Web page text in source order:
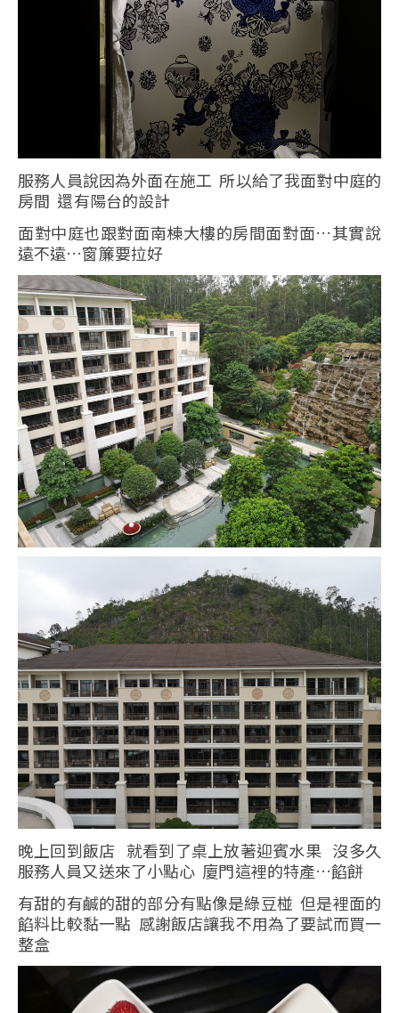
服務人員說因為外面在施工 所以給了我面對中庭的
房間 還有陽台的設計
面對中庭也跟對面南棟大樓的房間面對面…其實說
遠不遠…窗簾要拉好
晚上回到飯店 就看到了桌上放著迎賓水果 沒多久
服務人員又送來了小點心 廈門這裡的特產…餡餅
有甜的有鹹的甜的部分有點像是綠豆椪 但是裡面的
餡料比較黏一點 感謝飯店讓我不用為了要試而買一
整盒